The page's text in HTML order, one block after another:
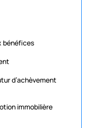
bénéfices
d’achèvement
immobilière